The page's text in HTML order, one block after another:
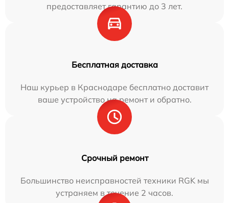
предоставляет гарантию до 3 лет.
Бесплатная доставка
Наш курьер в Краснодаре бесплатно доставит
ваше устройство на ремонт и обратно.
Срочный ремонт
Большинство неисправностей техники RGK мы
устраняем в течение 2 часов.